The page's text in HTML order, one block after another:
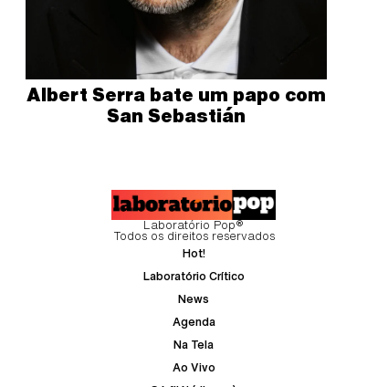
Albert Serra bate um papo com
San Sebastián
Laboratório Pop®
Todos os direitos reservados
Hot!
Laboratório Crítico
News
Agenda
Na Tela
Ao Vivo